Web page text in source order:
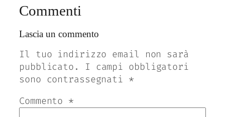
Commenti
Lascia un commento
Il tuo indirizzo email non sarà
pubblicato.
I campi obbligatori
sono contrassegnati *
Commento *